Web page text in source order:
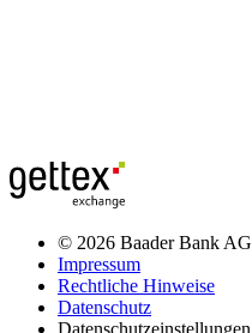
© 2026 Baader Bank AG
Impressum
Rechtliche Hinweise
Datenschutz
Datenschutzeinstellungen